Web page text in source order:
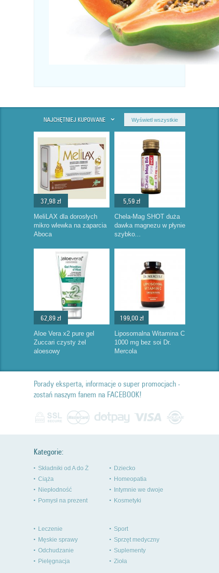
NAJCHĘTNIEJ KUPOWANE Wyświetl wszystkie
37,98 zł
MeliLAX dla dorosłych
mikro wlewka na zaparcia
Aboca
5,59 zł
Chela-Mag SHOT duża
dawka magnezu w płynie
szybko...
62,89 zł
Aloe Vera x2 pure gel
Zuccari czysty żel
aloesowy
199,00 zł
Liposomalna Witamina C
1000 mg bez soi Dr.
Mercola
Porady eksperta, informacje o super promocjach -
zostań naszym fanem na FACEBOOK!
Kategorie:
Składniki od A do Ż
Ciąża
Niepłodność
Pomysł na prezent
Dziecko
Homeopatia
Intymnie we dwoje
Kosmetyki
Leczenie
Męskie sprawy
Odchudzanie
Pielęgnacja
Sport
Sprzęt medyczny
Suplementy
Zioła